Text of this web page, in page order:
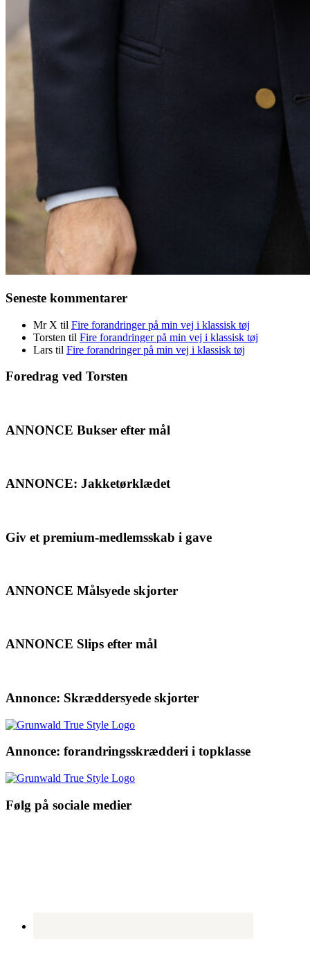
Seneste kommentarer
Mr X til Fire forandringer på min vej i klassisk tøj
Torsten til Fire forandringer på min vej i klassisk tøj
Lars til Fire forandringer på min vej i klassisk tøj
Foredrag ved Torsten
ANNONCE Bukser efter mål
ANNONCE: Jakketørklædet
Giv et premium-medlemsskab i gave
ANNONCE Målsyede skjorter
ANNONCE Slips efter mål
Annonce: Skræddersyede skjorter
Annonce: forandringsskrædderi i topklasse
Følg på sociale medier